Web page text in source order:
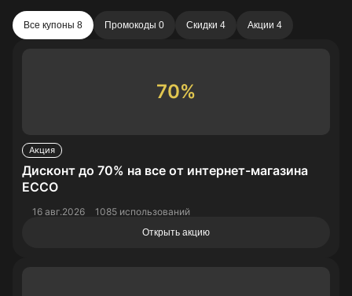
Все купоны 8 Промокоды 0 Скидки 4 Акции 4
70%
Акция
Дисконт до 70% на все от интернет-магазина
ECCO
16 авг.2026 1085 использований
Открыть акцию